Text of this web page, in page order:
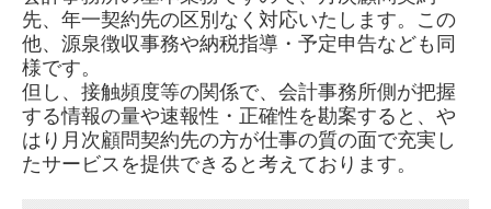
先、年一契約先の区別なく対応いたします。この
他、源泉徴収事務や納税指導・予定申告なども同
様です。
但し、接触頻度等の関係で、会計事務所側が把握
する情報の量や速報性・正確性を勘案すると、や
はり月次顧問契約先の方が仕事の質の面で充実し
たサービスを提供できると考えております。